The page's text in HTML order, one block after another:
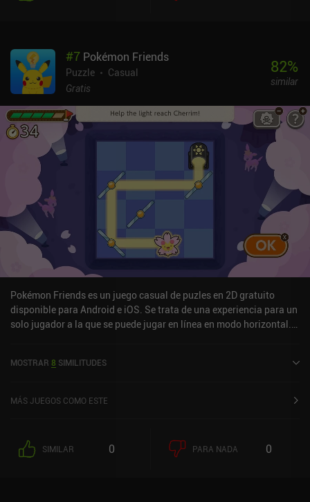
introdujeron nuevas mecánicas interesantes. Pero después de eso,
los niveles se volvieron complicados y enrevesados, lo que
dificultaba enormemente la comprensión de la secuencia correcta
un tedioso ensayo y error. La función ilimitada de deshacer ayuda
mucho a aliviar esto, pero aún así me gustaría que las soluciones
fueran un poco más evidentes. Spring Falls es un juego premium
de 3,99 $ sin anuncios ni iAP. Me ha gustado su simpático estilo
artístico, su música relajante y su jugabilidad minimalista, todo lo
cual crea una experiencia agradable para los aficionados a los
juegos de rompecabezas ingeniosos.
#7 Pokémon Friends
Puzzle
Casual
Gratis
82%
similar
Pokémon Friends es un juego casual de puzles en 2D gratuito
disponible para Android e iOS. Se trata de una experiencia para un
solo jugador a la que se puede jugar en línea en modo horizontal.
actualmente una valoración de 3,3 sobre 5,0 en Google Play y de 3
MOSTRAR 8 SIMILITUDES
MÁS JUEGOS COMO ESTE
SIMILAR 0 PARA NADA 0